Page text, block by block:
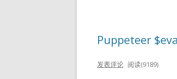
Puppeteer
发表评论 阅读(9189)